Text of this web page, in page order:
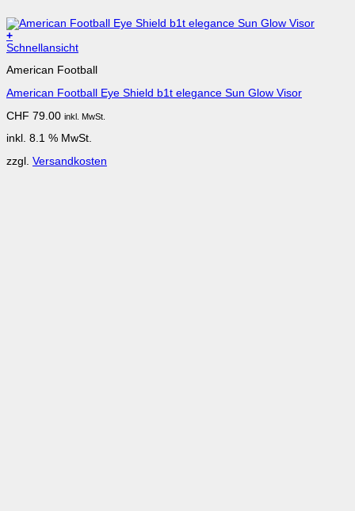
+
Schnellansicht
American Football
American Football Eye Shield b1t elegance Sun Glow Visor
CHF 79.00 inkl. MwSt.
inkl. 8.1 % MwSt.
zzgl. Versandkosten